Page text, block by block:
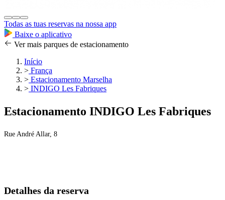
Todas as tuas reservas na nossa app
Baixe o aplicativo
Ver mais parques de estacionamento
Início
> França
> Estacionamento Marselha
> INDIGO Les Fabriques
Estacionamento INDIGO Les Fabriques
Rue André Allar, 8
Detalhes da reserva